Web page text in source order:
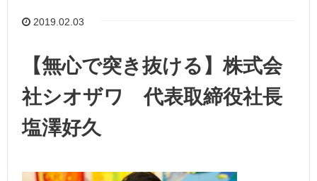
2019.02.03
【無心で突き抜ける】株式会
社シオザワ 代表取締役社長
塩澤好久